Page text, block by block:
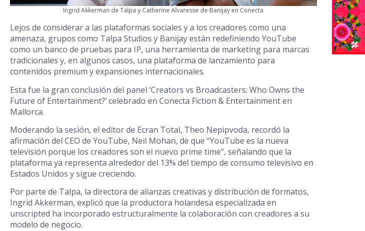
Ingrid Akkerman de Talpa y Catherine Alvaresse de Banijay en Conecta
Lejos de considerar a las plataformas sociales y a los creadores como una
amenaza, grupos como Talpa Studios y Banijay están redefiniendo YouTube
como un banco de pruebas para IP, una herramienta de marketing para marcas
tradicionales y, en algunos casos, una plataforma de lanzamiento para
contenidos premium y expansiones internacionales.
Esta fue la gran conclusión del panel ‘Creators vs Broadcasters: Who Owns the
Future of Entertainment?’ celebrado en Conecta Fiction & Entertainment en
Mallorca.
Moderando la sesión, el editor de Ecran Total, Theo Nepipvoda, recordó la
afirmación del CEO de YouTube, Neil Mohan, de que “YouTube es la nueva
televisión porque los creadores son el nuevo prime time”, señalando que la
plataforma ya representa alrededor del 13% del tiempo de consumo televisivo en
Estados Unidos y sigue creciendo.
Por parte de Talpa, la directora de alianzas creativas y distribución de formatos,
Ingrid Akkerman, explicó que la productora holandesa especializada en
unscripted ha incorporado estructuralmente la colaboración con creadores a su
modelo de negocio.